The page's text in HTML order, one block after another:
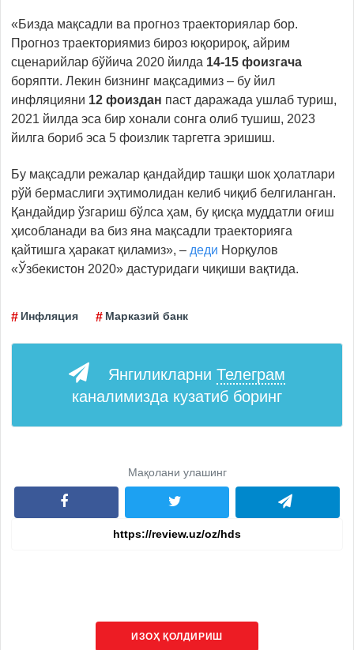
«Бизда мақсадли ва прогноз траекториялар бор.
Прогноз траекториямиз бироз юқорироқ, айрим
сценарийлар бўйича 2020 йилда 14-15 фоизгача
боряпти. Лекин бизнинг мақсадимиз – бу йил
инфляцияни 12 фоиздан паст даражада ушлаб туриш,
2021 йилда эса бир хонали сонга олиб тушиш, 2023
йилга бориб эса 5 фоизлик таргетга эришиш.
Бу мақсадли режалар қандайдир ташқи шок ҳолатлари
рўй бермаслиги эҳтимолидан келиб чиқиб белгиланган.
Қандайдир ўзгариш бўлса ҳам, бу қисқа муддатли оғиш
ҳисобланади ва биз яна мақсадли траекторияга
қайтишга ҳаракат қиламиз», – деди Норқулов
«Ўзбекистон 2020» дастуридаги чиқиши вақтида.
Инфляция Марказий банк
Янгиликларни Телеграм
каналимизда кузатиб боринг
Мақолани улашинг
ИЗОҲ ҚОЛДИРИШ